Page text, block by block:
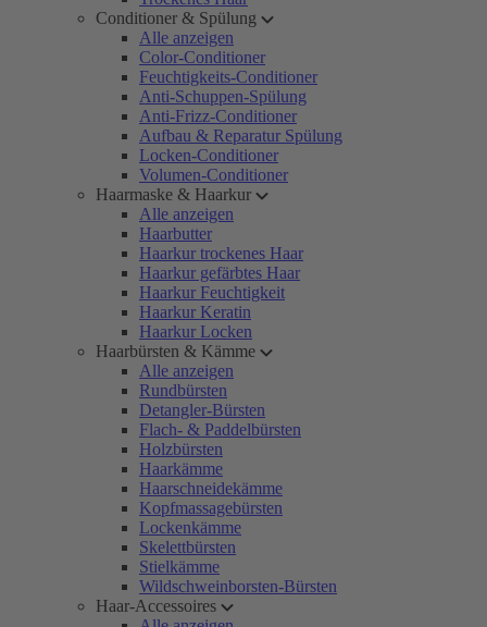
Conditioner & Spülung
Alle anzeigen
Color-Conditioner
Feuchtigkeits-Conditioner
Anti-Schuppen-Spülung
Anti-Frizz-Conditioner
Aufbau & Reparatur Spülung
Locken-Conditioner
Volumen-Conditioner
Haarmaske & Haarkur
Alle anzeigen
Haarbutter
Haarkur trockenes Haar
Haarkur gefärbtes Haar
Haarkur Feuchtigkeit
Haarkur Keratin
Haarkur Locken
Haarbürsten & Kämme
Alle anzeigen
Rundbürsten
Detangler-Bürsten
Flach- & Paddelbürsten
Holzbürsten
Haarkämme
Haarschneidekämme
Kopfmassagebürsten
Lockenkämme
Skelettbürsten
Stielkämme
Wildschweinborsten-Bürsten
Haar-Accessoires